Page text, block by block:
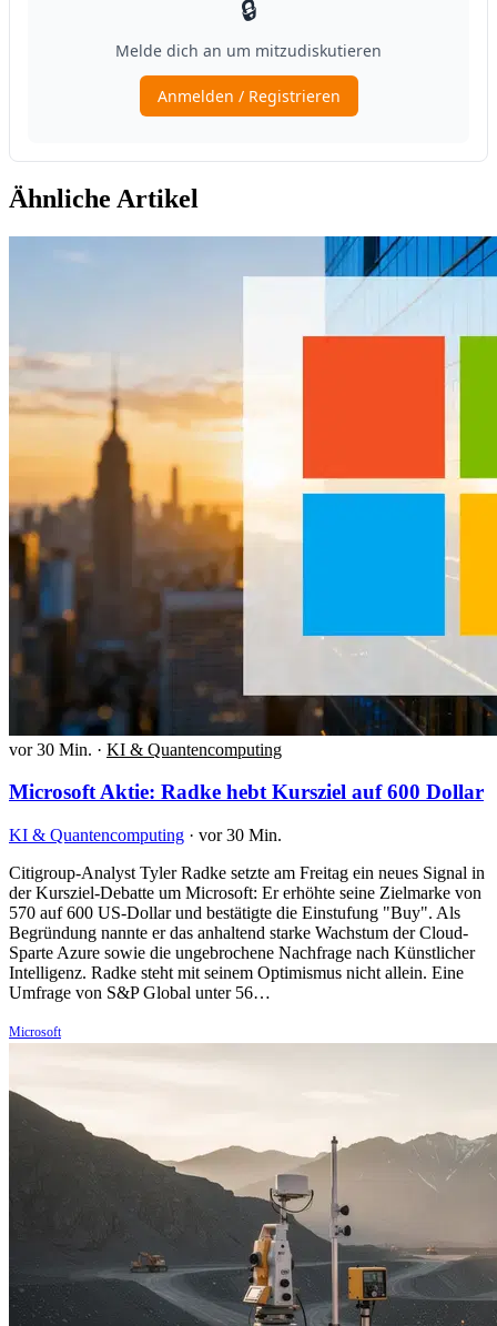
Ähnliche Artikel
vor 30 Min. · KI & Quantencomputing
Microsoft Aktie: Radke hebt Kursziel auf 600 Dollar
KI & Quantencomputing · vor 30 Min.
Citigroup-Analyst Tyler Radke setzte am Freitag ein neues Signal in
der Kursziel-Debatte um Microsoft: Er erhöhte seine Zielmarke von
570 auf 600 US-Dollar und bestätigte die Einstufung "Buy". Als
Begründung nannte er das anhaltend starke Wachstum der Cloud-
Sparte Azure sowie die ungebrochene Nachfrage nach Künstlicher
Intelligenz. Radke steht mit seinem Optimismus nicht allein. Eine
Umfrage von S&P Global unter 56…
Microsoft